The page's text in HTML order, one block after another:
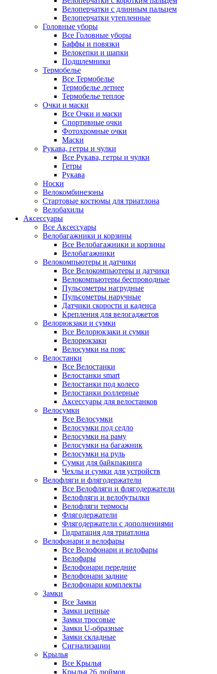
Велоперчатки с длинным пальцем
Велоперчатки утепленные
Головные уборы
Все Головные уборы
Баффы и повязки
Велокепки и шапки
Подшлемники
Термобелье
Все Термобелье
Термобелье летнее
Термобелье теплое
Очки и маски
Все Очки и маски
Спортивные очки
Фотохромные очки
Маски
Рукава, гетры и чулки
Все Рукава, гетры и чулки
Гетры
Рукава
Носки
Велокомбинезоны
Стартовые костюмы для триатлона
Велобахилы
Аксессуары
Все Аксессуары
Велобагажники и корзины
Все Велобагажники и корзины
Велобагажники
Велокомпьютеры и датчики
Все Велокомпьютеры и датчики
Велокомпьютеры беспроводные
Пульсометры нагрудные
Пульсометры наручные
Датчики скорости и каденса
Крепления для велогаджетов
Велорюкзаки и сумки
Все Велорюкзаки и сумки
Велорюкзаки
Велосумки на пояс
Велостанки
Все Велостанки
Велостанки smart
Велостанки под колесо
Велостанки роллерные
Аксессуары для велостанков
Велосумки
Все Велосумки
Велосумки под седло
Велосумки на раму
Велосумки на багажник
Велосумки на руль
Сумки для байкпакинга
Чехлы и сумки для устройств
Велофляги и флягодержатели
Все Велофляги и флягодержатели
Велофляги и велобутылки
Велофляги термосы
Флягодержатели
Флягодержатели с дополнениями
Гидратация для триатлона
Велофонари и велофары
Все Велофонари и велофары
Велофары
Велофонари передние
Велофонари задние
Велофонари комплекты
Замки
Все Замки
Замки цепные
Замки тросовые
Замки U-образные
Замки складные
Сигнализации
Крылья
Все Крылья
Крылья 26 дюймов